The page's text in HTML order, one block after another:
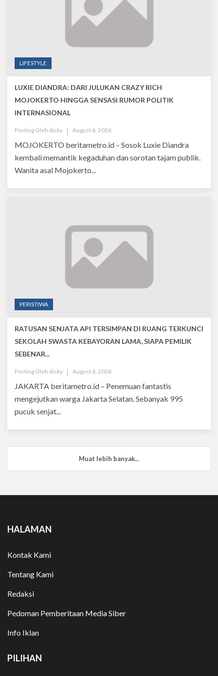
LIFESTYLE
LUXIE DIANDRA: DARI JULUKAN CRAZY RICH
MOJOKERTO HINGGA SENSASI RUMOR POLITIK
INTERNASIONAL
Posting Oleh dicky August 6, 2026
MOJOKERTO beritametro.id – Sosok Luxie Diandra
kembali memantik kegaduhan dan sorotan tajam publik.
Wanita asal Mojokerto...
PERISTIWA
RATUSAN SENJATA API TERSIMPAN DI RUANG TERKUNCI
SEKOLAH SWASTA KEBAYORAN LAMA, SIAPA PEMILIK
SEBENAR...
Posting Oleh dicky August 6, 2026
JAKARTA beritametro.id – Penemuan fantastis
mengejutkan warga Jakarta Selatan. Sebanyak 995
pucuk senjat...
Muat lebih banyak...
HALAMAN
Kontak Kami
Tentang Kami
Redaksi
Pedoman Pemberitaan Media Siber
Info Iklan
PILIHAN